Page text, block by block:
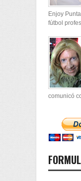
Enjoy
fútbol
comunicó